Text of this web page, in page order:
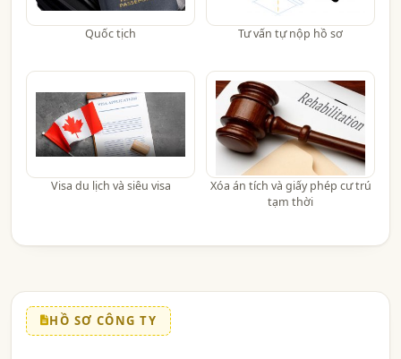
Quốc tịch Tư vấn tự nộp hồ sơ
Visa du lịch và siêu visa
Xóa án tích và giấy phép cư trú
tạm thời
HỒ SƠ CÔNG TY